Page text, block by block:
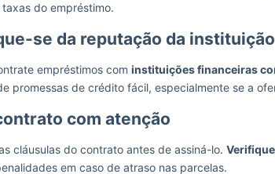
do empréstimo.
se da reputação da instituição
empréstimos com instituições financeiras
promessas de crédito fácil, especialmente se a
com atenção
cláusulas do contrato antes de assiná-lo.
em caso de atraso nas parcelas.